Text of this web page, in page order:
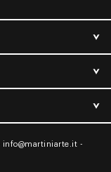
info@martiniarte.it -